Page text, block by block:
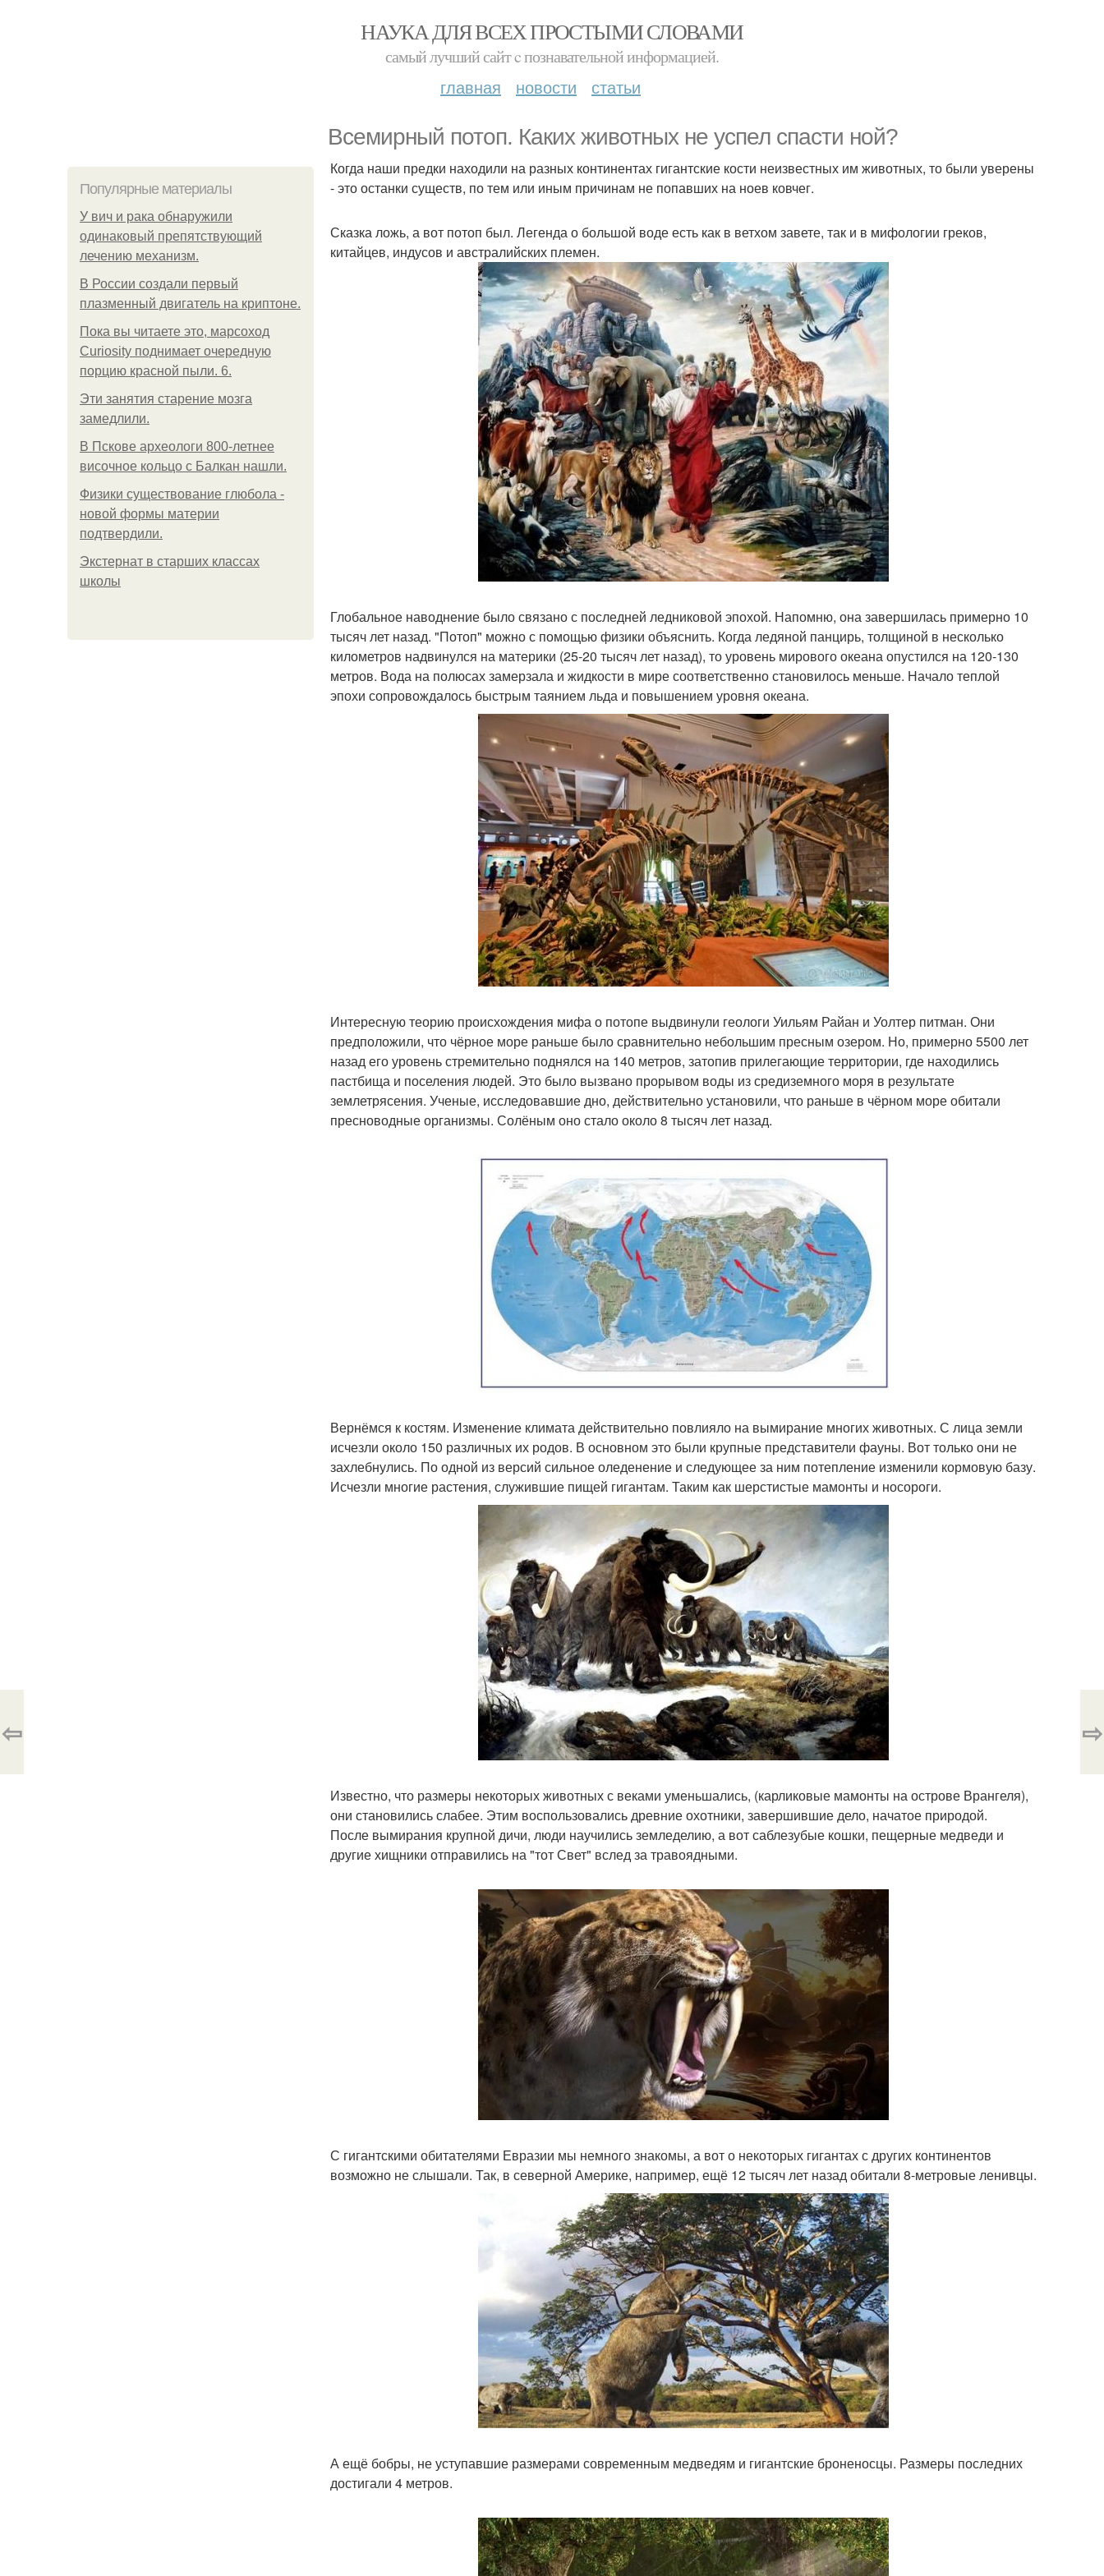
НАУКА ДЛЯ ВСЕХ ПРОСТЫМИ СЛОВАМИ
самый лучший сайт c познавательной информацией.
главная новости статьи
Всемирный потоп. Каких животных не успел спасти ной?
Популярные материалы
У вич и рака обнаружили
одинаковый препятствующий
лечению механизм.
В России создали первый
плазменный двигатель на криптоне.
Пока вы читаете это, марсоход
Curiosity поднимает очередную
порцию красной пыли. 6.
Эти занятия старение мозга
замедлили.
В Пскове археологи 800-летнее
височное кольцо с Балкан нашли.
Физики существование глюбола -
новой формы материи
подтвердили.
Экстернат в старших классах
школы
Когда наши предки находили на разных континентах гигантские кости неизвестных им животных, то были уверены
- это останки существ, по тем или иным причинам не попавших на ноев ковчег.
Сказка ложь, а вот потоп был. Легенда о большой воде есть как в ветхом завете, так и в мифологии греков,
китайцев, индусов и австралийских племен.
Глобальное наводнение было связано с последней ледниковой эпохой. Напомню, она завершилась примерно 10
тысяч лет назад. "Потоп" можно с помощью физики объяснить. Когда ледяной панцирь, толщиной в несколько
километров надвинулся на материки (25-20 тысяч лет назад), то уровень мирового океана опустился на 120-130
метров. Вода на полюсах замерзала и жидкости в мире соответственно становилось меньше. Начало теплой
эпохи сопровождалось быстрым таянием льда и повышением уровня океана.
Интересную теорию происхождения мифа о потопе выдвинули геологи Уильям Райан и Уолтер питман. Они
предположили, что чёрное море раньше было сравнительно небольшим пресным озером. Но, примерно 5500 лет
назад его уровень стремительно поднялся на 140 метров, затопив прилегающие территории, где находились
пастбища и поселения людей. Это было вызвано прорывом воды из средиземного моря в результате
землетрясения. Ученые, исследовавшие дно, действительно установили, что раньше в чёрном море обитали
пресноводные организмы. Солёным оно стало около 8 тысяч лет назад.
Вернёмся к костям. Изменение климата действительно повлияло на вымирание многих животных. С лица земли
исчезли около 150 различных их родов. В основном это были крупные представители фауны. Вот только они не
захлебнулись. По одной из версий сильное оледенение и следующее за ним потепление изменили кормовую базу.
Исчезли многие растения, служившие пищей гигантам. Таким как шерстистые мамонты и носороги.
Известно, что размеры некоторых животных с веками уменьшались, (карликовые мамонты на острове Врангеля),
они становились слабее. Этим воспользовались древние охотники, завершившие дело, начатое природой.
После вымирания крупной дичи, люди научились земледелию, а вот саблезубые кошки, пещерные медведи и
другие хищники отправились на "тот Свет" вслед за травоядными.
С гигантскими обитателями Евразии мы немного знакомы, а вот о некоторых гигантах с других континентов
возможно не слышали. Так, в северной Америке, например, ещё 12 тысяч лет назад обитали 8-метровые ленивцы.
А ещё бобры, не уступавшие размерами современным медведям и гигантские броненосцы. Размеры последних
достигали 4 метров.
⇦ ⇨